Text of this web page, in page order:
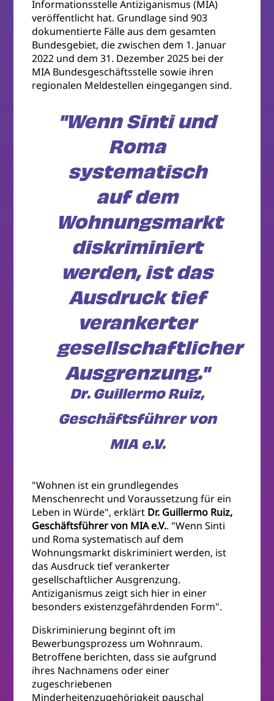
Informationsstelle Antiziganismus (MIA)
veröffentlicht hat. Grundlage sind 903
dokumentierte Fälle aus dem gesamten
Bundesgebiet, die zwischen dem 1. Januar
2022 und dem 31. Dezember 2025 bei der
MIA Bundesgeschäftsstelle sowie ihren
regionalen Meldestellen eingegangen sind.
"Wenn Sinti und
Roma
systematisch
auf dem
Wohnungsmarkt
diskriminiert
werden, ist das
Ausdruck tief
verankerter
gesellschaftlicher
Ausgrenzung."
Dr. Guillermo Ruiz,
Geschäftsführer von
MIA e.V.
"Wohnen ist ein grundlegendes
Menschenrecht und Voraussetzung für ein
Leben in Würde", erklärt Dr. Guillermo Ruiz,
Geschäftsführer von MIA e.V.. "Wenn Sinti
und Roma systematisch auf dem
Wohnungsmarkt diskriminiert werden, ist
das Ausdruck tief verankerter
gesellschaftlicher Ausgrenzung.
Antiziganismus zeigt sich hier in einer
besonders existenzgefährdenden Form".
Diskriminierung beginnt oft im
Bewerbungsprozess um Wohnraum.
Betroffene berichten, dass sie aufgrund
ihres Nachnamens oder einer
zugeschriebenen
Minderheitenzugehörigkeit pauschal